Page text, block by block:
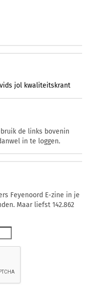
jol kwaliteitskrant
de links bovenin
in te loggen.
Feyenoord E-zine in je
Maar liefst 142.862